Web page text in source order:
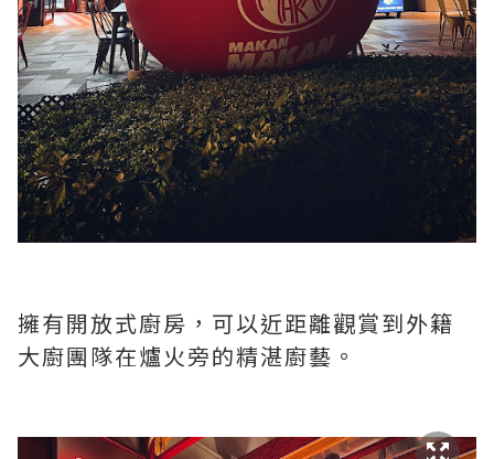
擁有開放式廚房，可以近距離觀賞到外籍
大廚團隊在爐火旁的精湛廚藝。